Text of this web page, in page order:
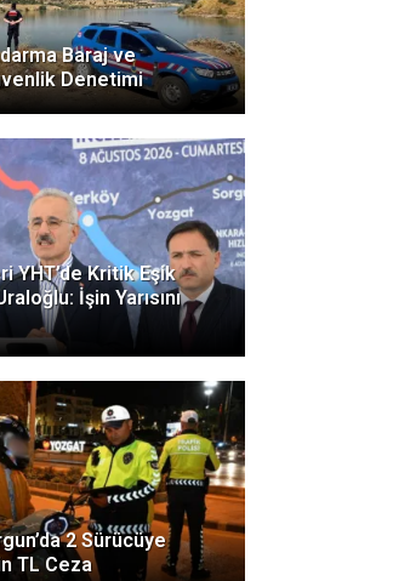
Baraj ve
Denetimi
YHT’de Kritik Eşik
İşin Yarısını
2 Sürücüye
TL Ceza